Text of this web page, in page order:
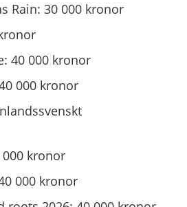
Rain: 30 000 kronor
40 000 kronor
000 kronor
kronor
000 kronor